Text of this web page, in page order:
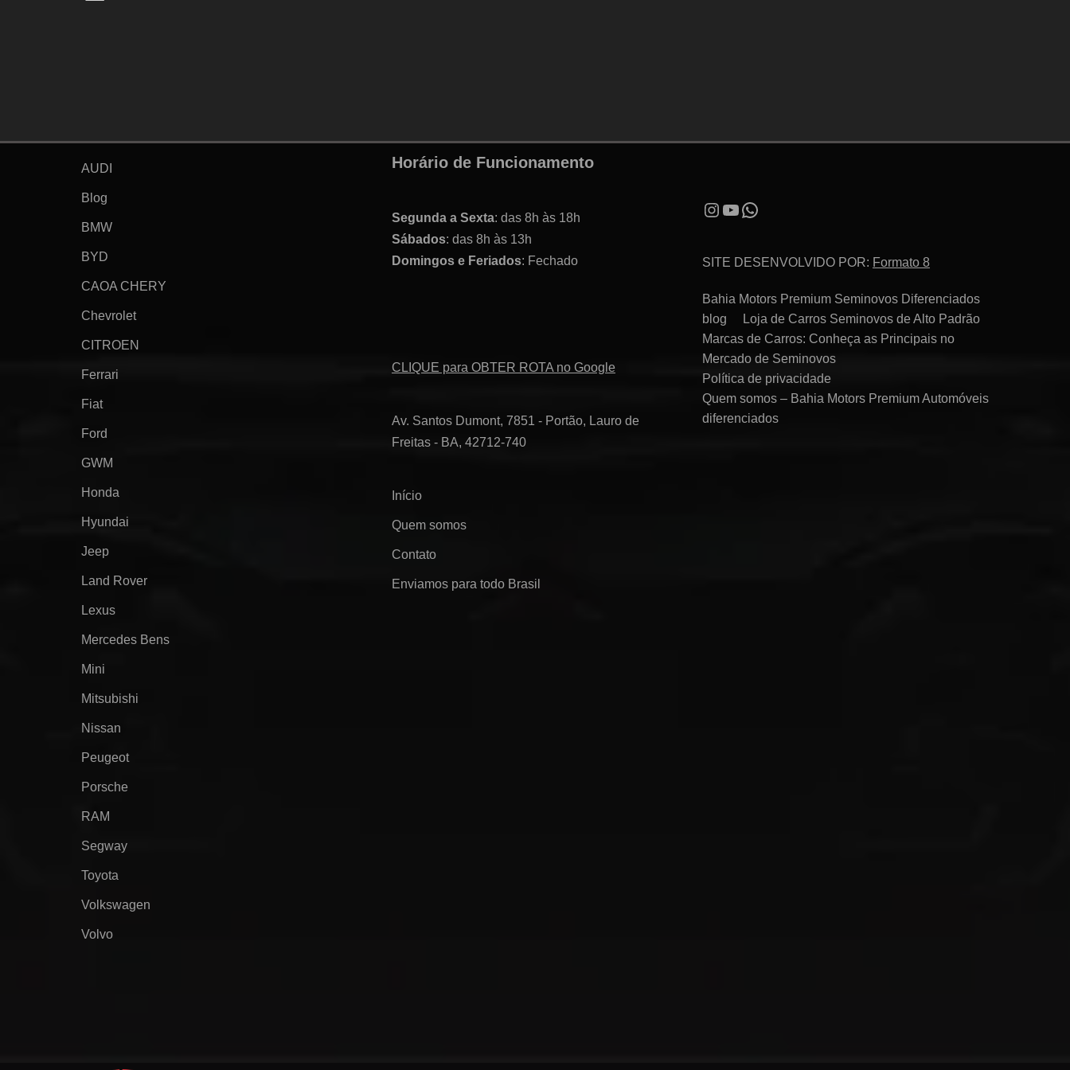
AUDI
Blog
BMW
BYD
CAOA CHERY
Chevrolet
CITROEN
Ferrari
Fiat
Ford
GWM
Honda
Hyundai
Jeep
Land Rover
Lexus
Mercedes Bens
Mini
Mitsubishi
Nissan
Peugeot
Porsche
RAM
Segway
Toyota
Volkswagen
Volvo
Horário de Funcionamento
Segunda a Sexta: das 8h às 18h
Sábados: das 8h às 13h
Domingos e Feriados: Fechado
CLIQUE para OBTER ROTA no Google
Av. Santos Dumont, 7851 - Portão, Lauro de
Freitas - BA, 42712-740
Início
Quem somos
Contato
Enviamos para todo Brasil
SITE DESENVOLVIDO POR: Formato 8
Bahia Motors Premium Seminovos Diferenciados
blog
Loja de Carros Seminovos de Alto Padrão
Marcas de Carros: Conheça as Principais no
Mercado de Seminovos
Política de privacidade
Quem somos – Bahia Motors Premium Automóveis
diferenciados